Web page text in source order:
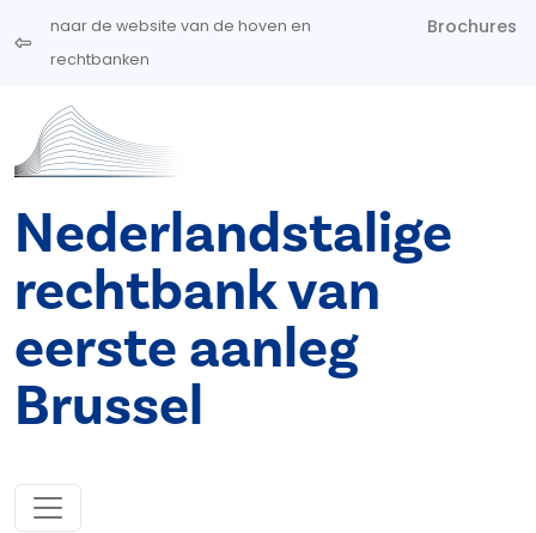
Overslaan en naar de inhoud gaan
naar de website van de hoven en
rechtbanken
Brochures
Nederlandstalige
rechtbank van
eerste aanleg
Brussel